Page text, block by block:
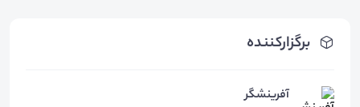
برگزارکننده
آفرینشگر